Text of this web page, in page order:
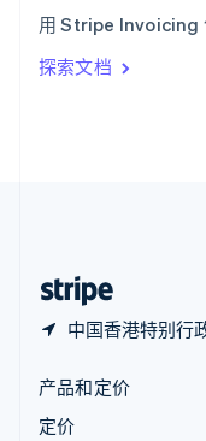
用 Stripe Invoicing
探索文档
中国香港特别行
ItalianoEnglish
印度
English
产品和定价
定价